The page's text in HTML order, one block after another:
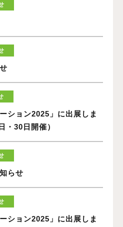
ション2025」に出展しま
・30日開催）
らせ
ション2025」に出展しま